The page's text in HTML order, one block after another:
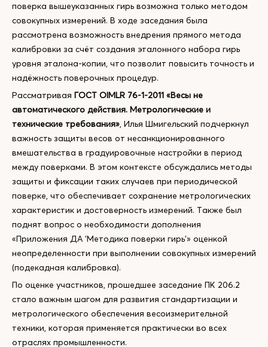
поверка вышеуказанных гирь возможна только методом
совокупных измерений. В ходе заседания была
рассмотрена возможность внедрения прямого метода
калибровки за счёт создания эталонного набора гирь
уровня эталона-копии, что позволит повысить точность и
надёжность поверочных процедур.
Рассматривая ГОСТ OIMLR 76-1-2011 «Весы не
автоматического действия. Метрологические и
технические требования», Илья Шмигельский подчеркнул
важность защиты весов от несанкционированного
вмешательства в градуировочные настройки в период
между поверками. В этом контексте обсуждались методы
защиты и фиксации таких случаев при периодической
поверке, что обеспечивает сохранение метрологических
характеристик и достоверность измерений. Также был
поднят вопрос о необходимости дополнения
«Приложения ДА ‘Методика поверки гирь’» оценкой
неопределенности при выполнении совокупных измерений
(подекадная калибровка).
По оценке участников, прошедшее заседание ПК 206.2
стало важным шагом для развития стандартизации и
метрологического обеспечения весоизмерительной
техники, которая применяется практически во всех
отраслях промышленности.